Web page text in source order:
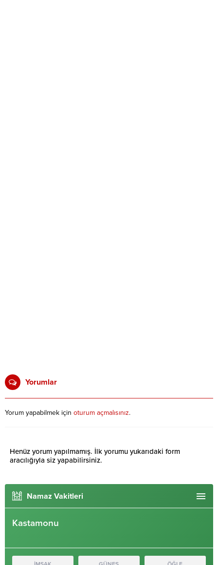
Yorumlar
Yorum yapabilmek için oturum açmalısınız.
Henüz yorum yapılmamış. İlk yorumu yukarıdaki form
aracılığıyla siz yapabilirsiniz.
Namaz Vakitleri
Kastamonu